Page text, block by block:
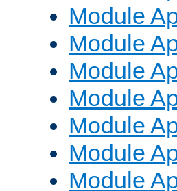
Module
Module
Module
Module
Module
Module
Module